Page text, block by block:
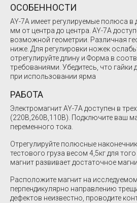
ОСОБЕННОСТИ
AY-7A имеет регулируемые полюса в
мм от центра до центра. AY-7A
возможной геометрии. Различная
ниже. Для регулировки ножек
отрегулируйте длину и Форма в
требованиями. Убедитесь, что
при использовании ярма
РАБОТА
Электромагнит AY-7A доступен в
(220В,260В,110В). Подключите ваш
переменного тока.
Отрегулируйте полюсные
тестового груза весом 4,5кг для
магнит развивает достаточное
Расположите магнит на
перпендикулярно направлению
дефектов неизвестно, проводите